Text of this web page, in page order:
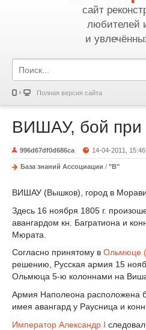
сайт
любителей
и
Полная версия сайта
ВИШАУ, бой при
996d67df0d686ca 14-04-2011, 15:46
База знаний Ассоциации / "В"
ВИШАУ (Вышков), город в
Здесь 16 ноября 1805 г.
авангардом кн. Багратиона и
Мюрата.
Согласно принятому в Ольмюце
решению, Русская армия 15
Ольмюца 5-ю колоннами на
Армия Наполеона расположена
имея авангард у Раусница и
Император Александр I